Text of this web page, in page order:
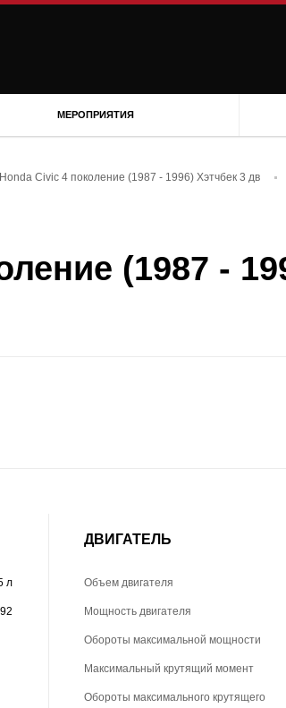
МЕРОПРИЯТИЯ
Honda Civic 4 поколение (1987 - 1996) Хэтчбек 3 дв
(1987 -
л
ДВИГАТЕЛЬ
Объем двигателя
Мощность двигателя
Обороты максимальной мощности
Максимальный крутящий момент
Обороты максимального крутящего